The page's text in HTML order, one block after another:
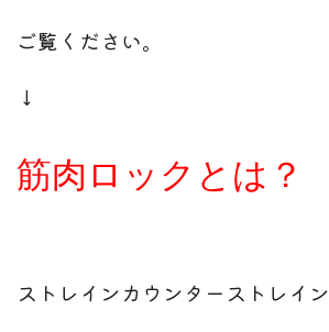
ご覧ください。
↓
筋肉ロックとは？
ストレインカウンターストレイン